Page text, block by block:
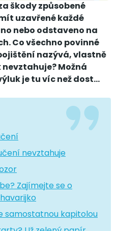
škody způsobené
uzavřené každé
nebo odstaveno na
Co všechno povinné
nazývá, vlastně
nevztahuje? Možná
je tu víc než dost…
nevztahuje
Zajímejte se o
samostatnou kapitolou